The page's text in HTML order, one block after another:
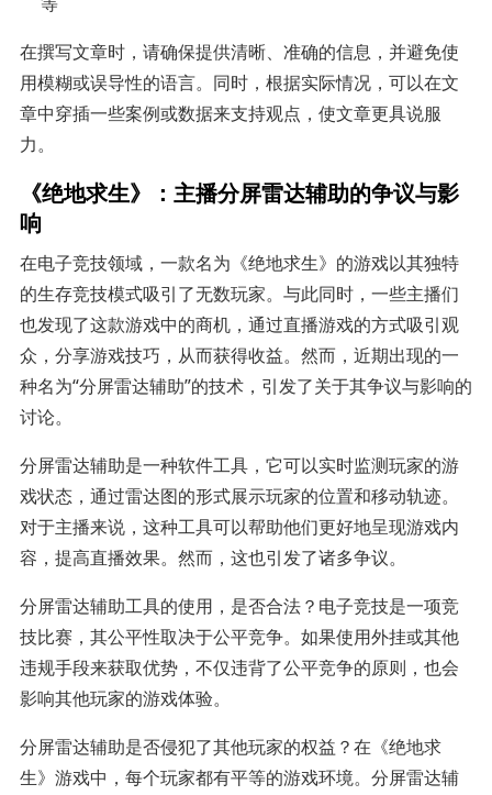
在撰写文章时，请确保提供清晰、准确的信息，并避免使
用模糊或误导性的语言。同时，根据实际情况，可以在文
章中穿插一些案例或数据来支持观点，使文章更具说服
力。
《绝地求生》：主播分屏雷达辅助的争议与影
响
在电子竞技领域，一款名为《绝地求生》的游戏以其独特
的生存竞技模式吸引了无数玩家。与此同时，一些主播们
也发现了这款游戏中的商机，通过直播游戏的方式吸引观
众，分享游戏技巧，从而获得收益。然而，近期出现的一
种名为“分屏雷达辅助”的技术，引发了关于其争议与影响的
讨论。
分屏雷达辅助是一种软件工具，它可以实时监测玩家的游
戏状态，通过雷达图的形式展示玩家的位置和移动轨迹。
对于主播来说，这种工具可以帮助他们更好地呈现游戏内
容，提高直播效果。然而，这也引发了诸多争议。
分屏雷达辅助工具的使用，是否合法？电子竞技是一项竞
技比赛，其公平性取决于公平竞争。如果使用外挂或其他
违规手段来获取优势，不仅违背了公平竞争的原则，也会
影响其他玩家的游戏体验。
分屏雷达辅助是否侵犯了其他玩家的权益？在《绝地求
生》游戏中，每个玩家都有平等的游戏环境。分屏雷达辅